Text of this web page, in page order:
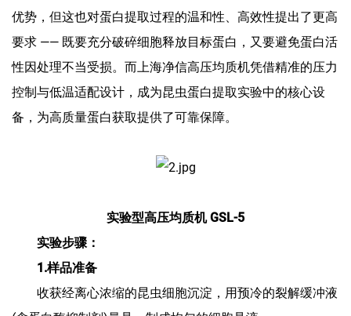
优势，但这也对蛋白提取过程的温和性、高效性提出了更高
要求 —— 既要充分破碎细胞释放目标蛋白，又要避免蛋白活
性因处理不当受损。而上海净信高压均质机凭借精准的压力
控制与低温适配设计，成为昆虫蛋白提取实验中的核心设
备，为高质量蛋白获取提供了可靠保障。
实验型高压均质机GSL-5
实验步骤：
1.样品准备
收获经离心浓缩的昆虫细胞沉淀，用预冷的裂解缓冲液